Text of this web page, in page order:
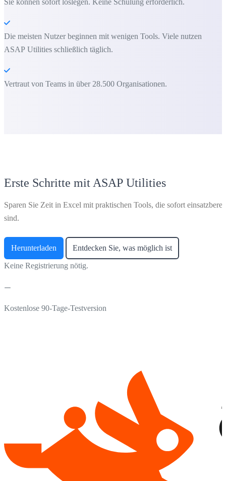
Die meisten Nutzer beginnen mit wenigen Tools. Viele nutzen
ASAP Utilities schließlich täglich.
Vertraut von Teams in über 28.500 Organisationen.
Erste Schritte mit ASAP Utilities
Sparen Sie Zeit in Excel mit praktischen Tools, die sofort einsatzbereit
sind.
Herunterladen Entdecken Sie, was möglich ist
Keine Registrierung nötig.
Kostenlose 90-Tage-Testversion